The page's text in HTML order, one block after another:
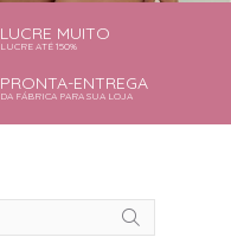
LUCRE MUITO
LUCRE ATÉ 150%
PRONTA-ENTREGA
DA FÁBRICA PARA SUA LOJA